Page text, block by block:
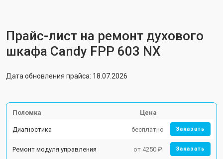
Прайс-лист на ремонт духового
шкафа Candy FPP 603 NX
Дата обновления прайса: 18.07.2026
Поломка Цена
Диагностика бесплатно Заказать
Ремонт модуля управления от 4250 ₽ Заказать